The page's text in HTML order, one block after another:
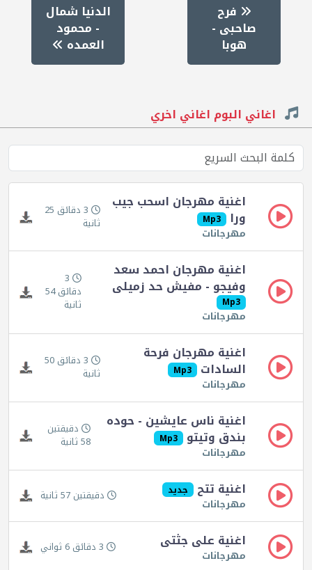
فرح
صاحبى -
هوبا
الدنيا شمال
- محمود
العمده
اغاني البوم اغاني اخري
اغنية مهرجان اسحب جيب
ورا Mp3
مهرجانات
3 دقائق 25
ثانية
اغنية مهرجان احمد سعد
وفيجو - مفيش حد زميلى
Mp3
مهرجانات
3
دقائق 54
ثانية
اغنية مهرجان فرحة
السادات Mp3
مهرجانات
3 دقائق 50
ثانية
اغنية ناس عايشين - حوده
بندق وتيتو Mp3
مهرجانات
دقيقتين
58 ثانية
اغنية تتح جديد
مهرجانات دقيقتين 57 ثانية
اغنية على جثتى
مهرجانات 3 دقائق 6 ثواني